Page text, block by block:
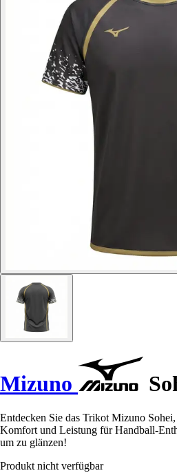
Mizuno
Entdecken Sie das Trikot Mizuno
Komfort und Leistung für Handball-
um zu glänzen!
Produkt nicht verfügbar